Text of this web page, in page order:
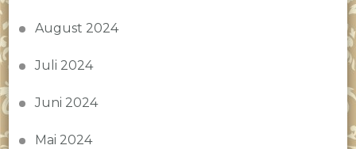
August 2024
Juli 2024
Juni 2024
Mai 2024